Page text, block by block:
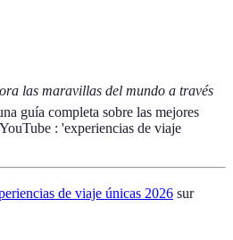
las maravillas del mundo a través
guía completa sobre las mejores
: 'experiencias de viaje
de viaje únicas 2026 sur